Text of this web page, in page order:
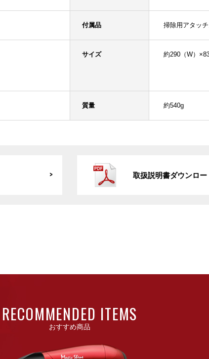
付属品 掃除用アタッチ
サイズ 約290（W）
質量 約540g
取扱説明書ダウンロー
RECOMMENDED ITEMS
おすすめ商品